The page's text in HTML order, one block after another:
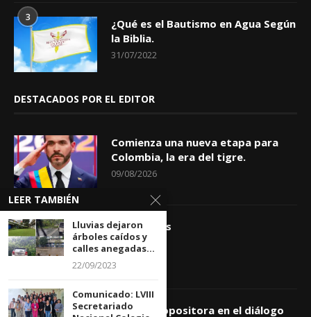
3
¿Qué es el Bautismo en Agua Según
la Biblia.
31/07/2022
DESTACADOS POR EL EDITOR
Comienza una nueva etapa para
Colombia, la era del tigre.
09/08/2026
Apóstrofes
09/08/2026
Comisión opositora en el diálogo
LEER TAMBIÉN
Lluvias dejaron
árboles caídos y
calles anegadas...
22/09/2023
Comunicado: LVIII
Secretariado